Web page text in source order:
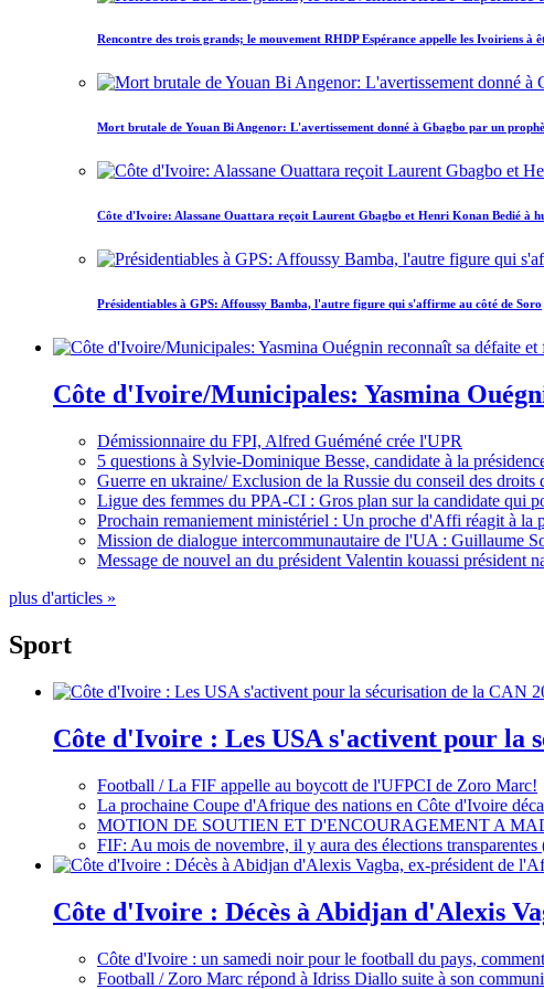
Rencontre des trois grands; le mouvement RHDP Espérance appelle les Ivoiriens à
Mort brutale de Youan Bi Angenor: L'avertissement donné à Gbagbo par un
Côte d'Ivoire: Alassane Ouattara reçoit Laurent Gbagbo et Henri Konan Bedié à
Présidentiables à GPS: Affoussy Bamba, l'autre figure qui s'affirme au côté de Soro
Côte d'Ivoire/Municipales: Yasmina
Démissionnaire du FPI, Alfred Guéméné crée l'UPR
5 questions à Sylvie-Dominique Besse, candidate à la
Guerre en ukraine/ Exclusion de la Russie du conseil des
Ligue des femmes du PPA-CI : Gros plan sur la candidate qui
Prochain remaniement ministériel : Un proche d'Affi réagit à la
Mission de dialogue intercommunautaire de l'UA : Guillaume
Message de nouvel an du président Valentin kouassi président
plus d'articles »
Sport
Côte d'Ivoire : Les USA s'activent pour la
Football / La FIF appelle au boycott de l'UFPCI de Zoro Marc!
La prochaine Coupe d'Afrique des nations en Côte d'Ivoire
MOTION DE SOUTIEN ET D'ENCOURAGEMENT A
FIF: Au mois de novembre, il y aura des élections
Côte d'Ivoire : Décès à Abidjan d'Alexis
Côte d'Ivoire : un samedi noir pour le football du pays,
Football / Zoro Marc répond à Idriss Diallo suite à son